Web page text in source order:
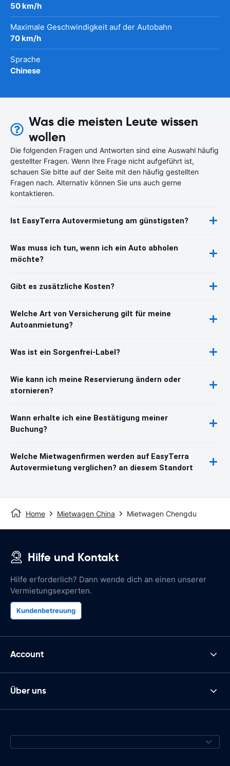
50 km/h
Maximale Geschwindigkeit auf der Autobahn
70 km/h
Sprache
Chinese
Was die meisten Leute wissen
wollen
Die folgenden Fragen und Antworten sind eine Auswahl häufig
gestellter Fragen. Wenn Ihre Frage nicht aufgeführt ist,
schauen Sie bitte auf der Seite mit den häufig gestellten
Fragen nach. Alternativ können Sie uns auch gerne
kontaktieren.
Ist EasyTerra Autovermietung am günstigsten?
Was muss ich tun, wenn ich ein Auto abholen
möchte?
Gibt es zusätzliche Kosten?
Welche Art von Versicherung gilt für meine
Autoanmietung?
Was ist ein Sorgenfrei-Label?
Wie kann ich meine Reservierung ändern oder
stornieren?
Wann erhalte ich eine Bestätigung meiner
Buchung?
Welche Mietwagenfirmen werden auf EasyTerra
Autovermietung verglichen? an diesem Standort
Home Mietwagen China Mietwagen Chengdu
Hilfe und Kontakt
Hilfe erforderlich? Dann wende dich an einen unserer
Vermietungsexperten.
Kundenbetreuung
Account
Über uns